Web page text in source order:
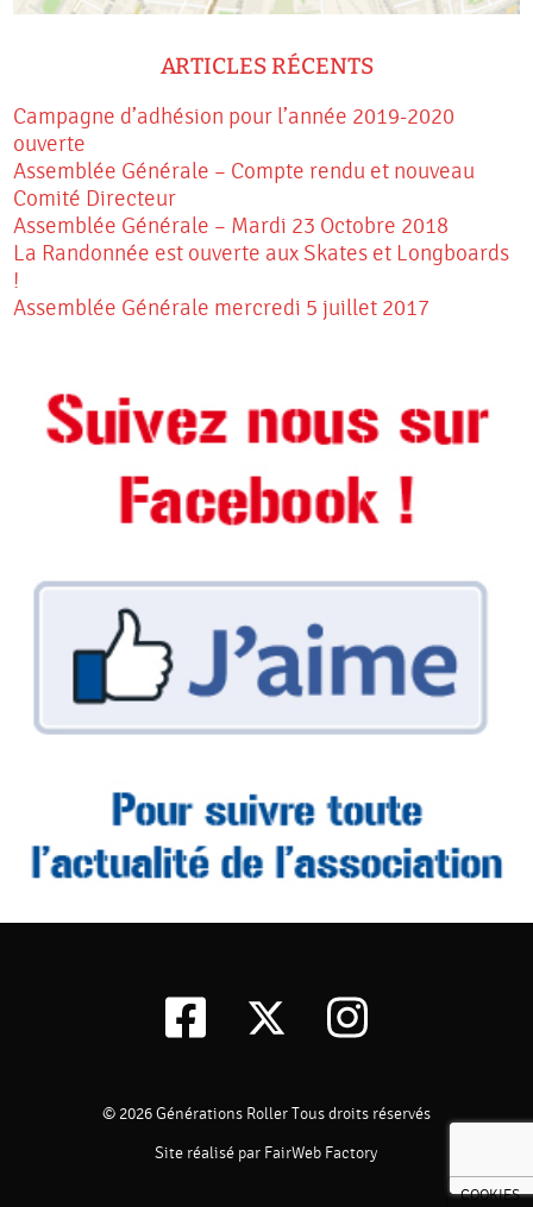
ARTICLES RÉCENTS
Campagne d’adhésion pour l’année 2019-2020
ouverte
Assemblée Générale – Compte rendu et nouveau
Comité Directeur
Assemblée Générale – Mardi 23 Octobre 2018
La Randonnée est ouverte aux Skates et Longboards
!
Assemblée Générale mercredi 5 juillet 2017
© 2026Générations RollerTous droits réservés
Site réalisé par FairWeb Factory